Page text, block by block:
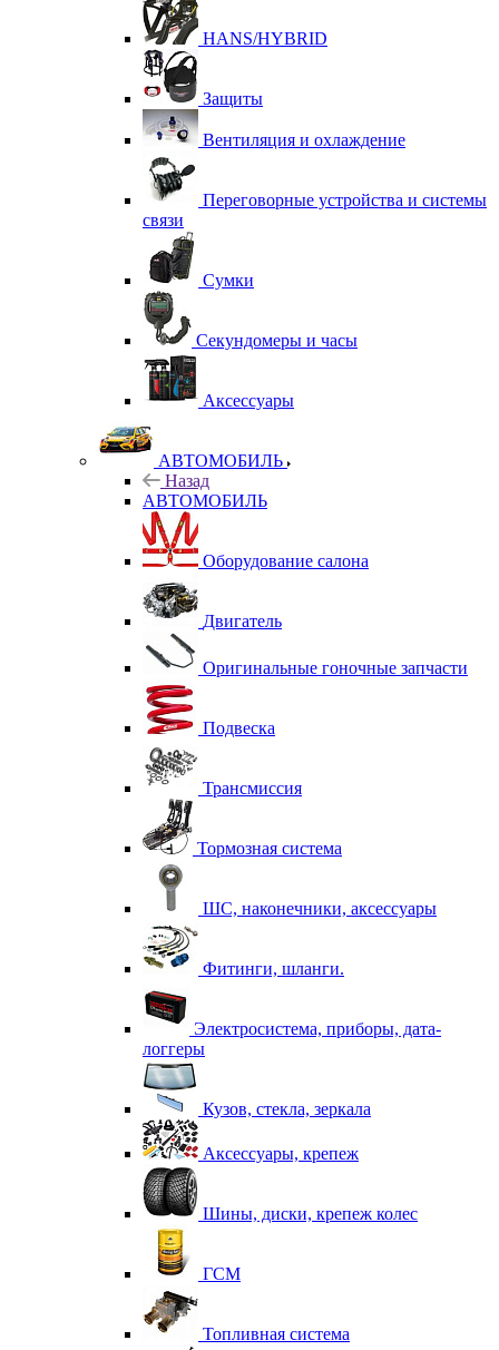
HANS/HYBRID
Защиты
Вентиляция и охлаждение
Переговорные устройства и системы
связи
Сумки
Секундомеры и часы
Аксессуары
АВТОМОБИЛЬ
Назад
АВТОМОБИЛЬ
Оборудование салона
Двигатель
Оригинальные гоночные запчасти
Подвеска
Трансмиссия
Тормозная система
ШС, наконечники, аксессуары
Фитинги, шланги.
Электросистема, приборы, дата-
логгеры
Кузов, стекла, зеркала
Аксессуары, крепеж
Шины, диски, крепеж колес
ГСМ
Топливная система